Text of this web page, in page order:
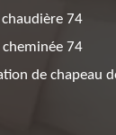
chaudière 74
cheminée 74
de chapeau